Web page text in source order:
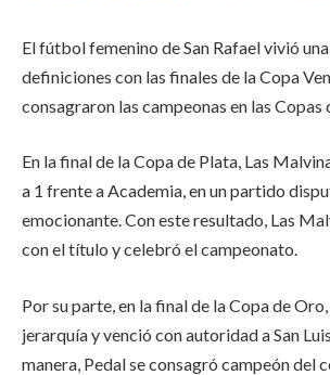
El fútbol femenino de San Rafael vivió
definiciones con las finales de la Copa
consagraron las campeonas en las Copas
En la final de la Copa de Plata, Las
a 1 frente a Academia, en un partido
emocionante. Con este resultado, Las
con el título y celebró el campeonato.
Por su parte, en la final de la Copa de
jerarquía y venció con autoridad a San
manera, Pedal se consagró campeón del